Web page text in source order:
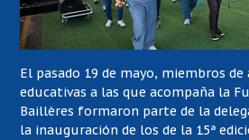
El pasado 19 de mayo, miembros
educativas a las que acompaña la
Baillères formaron parte de la
la inauguración de los de la 15ª